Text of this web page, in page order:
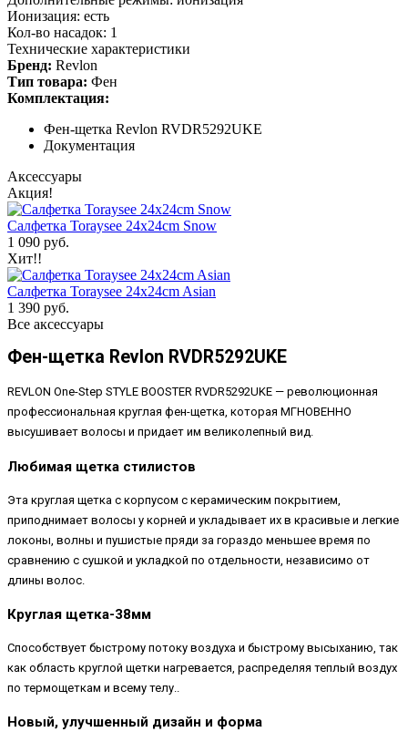
Ионизация: есть
Кол-во насадок: 1
Технические характеристики
Бренд: Revlon
Тип товара: Фен
Комплектация:
Фен-щетка Revlon RVDR5292UKE
Документация
Аксессуары
Акция!
Салфетка Toraysee 24x24cm Snow
1 090 руб.
Хит!!
Салфетка Toraysee 24x24cm Asian
1 390 руб.
Все аксессуары
Фен-щетка Revlon RVDR5292UKE
REVLON One-Step STYLE BOOSTER RVDR5292UKE — революционная
профессиональная круглая фен-щетка, которая МГНОВЕННО
высушивает волосы и придает им великолепный вид.
Любимая щетка стилистов
Эта круглая щетка с корпусом с керамическим покрытием,
приподнимает волосы у корней и укладывает их в красивые и легкие
локоны, волны и пушистые пряди за гораздо меньшее время по
сравнению с сушкой и укладкой по отдельности, независимо от
длины волос.
Круглая щетка-38мм
Способствует быстрому потоку воздуха и быстрому высыханию, так
как область круглой щетки нагревается, распределяя теплый воздух
по термощеткам и всему телу..
Новый, улучшенный дизайн и форма